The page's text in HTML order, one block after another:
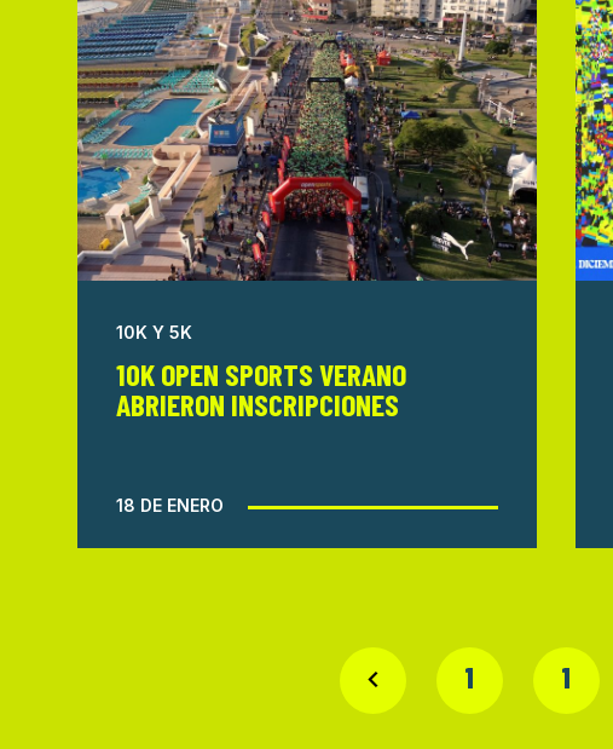
10K Y 5K
10K OPEN SPORTS VERANO
ABRIERON INSCRIPCIONES
18 DE ENERO
1 1